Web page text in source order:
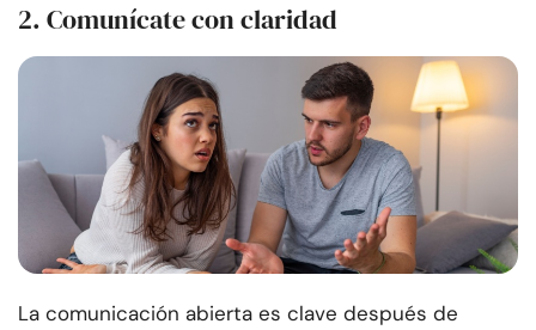
2. Comunícate con claridad
La comunicación abierta es clave después de